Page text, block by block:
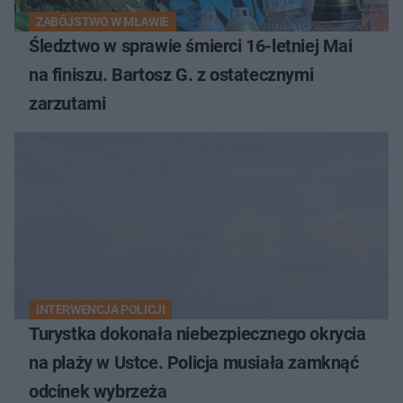
ZABÓJSTWO W MŁAWIE
Śledztwo w sprawie śmierci 16-letniej Mai
na finiszu. Bartosz G. z ostatecznymi
zarzutami
INTERWENCJA POLICJI
Turystka dokonała niebezpiecznego okrycia
na plaży w Ustce. Policja musiała zamknąć
odcinek wybrzeża